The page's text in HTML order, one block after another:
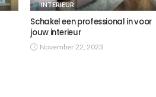
INTERIEUR
Schakel een professional in voor
jouw interieur
November 22, 2023